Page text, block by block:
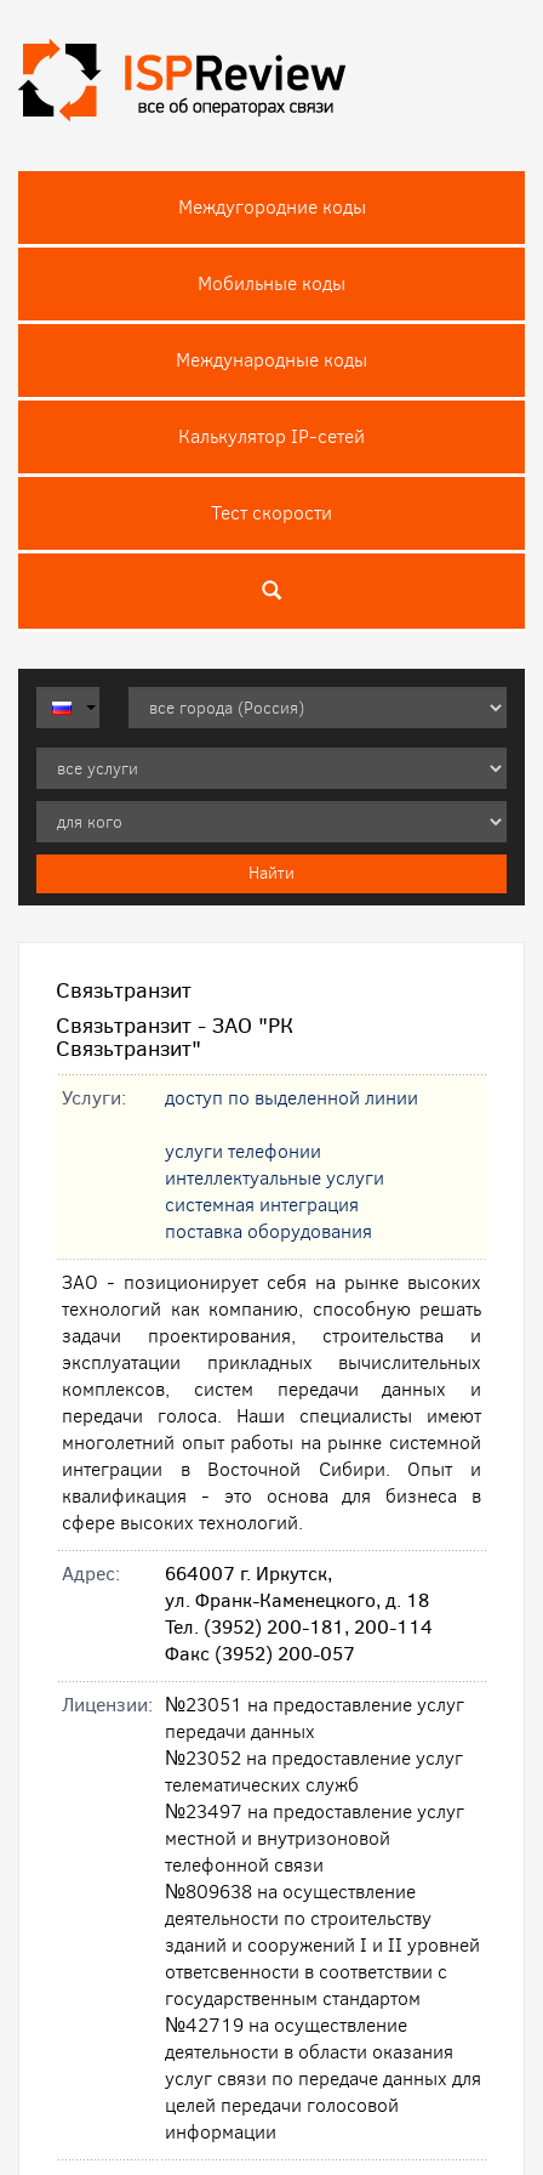
Междугородние коды
Мобильные коды
Международные коды
Калькулятор IP-сетей
Тест скороcти
Связьтранзит
Связьтранзит - ЗАО "РК
Связьтранзит"
Услуги: доступ по выделенной линии
услуги телефонии
интеллектуальные услуги
системная интеграция
поставка оборудования
ЗАО - позиционирует себя на рынке высоких
технологий как компанию, способную решать
задачи проектирования, строительства и
эксплуатации прикладных вычислительных
комплексов, систем передачи данных и
передачи голоса. Наши специалисты имеют
многолетний опыт работы на рынке системной
интеграции в Восточной Сибири. Опыт и
квалификация - это основа для бизнеса в
сфере высоких технологий.
Адрес:
664007 г. Иркутск,
ул. Франк-Каменецкого, д. 18
Тел. (3952) 200-181, 200-114
Факс (3952) 200-057
Лицензии: №23051 на предоставление услуг
передачи данных
№23052 на предоставление услуг
телематических служб
№23497 на предоставление услуг
местной и внутризоновой
телефонной связи
№809638 на осуществление
деятельности по строительству
зданий и сооружений I и II уровней
ответсвенности в соответствии с
государственным стандартом
№42719 на осуществление
деятельности в области оказания
услуг связи по передаче данных для
целей передачи голосовой
информации